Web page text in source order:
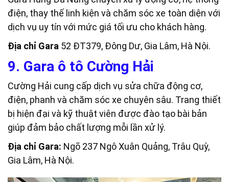
điện, thay thế linh kiện và chăm sóc xe toàn diện với
dịch vụ uy tín với mức giá tối ưu cho khách hàng.
Địa chỉ Gara 52 ĐT379, Đông Dư, Gia Lâm, Hà Nội.
9. Gara ô tô Cường Hải
Cường Hải cung cấp dịch vụ sửa chữa động cơ,
điện, phanh và chăm sóc xe chuyên sâu. Trang thiết
bị hiện đại và kỹ thuật viên được đào tạo bài bản
giúp đảm bảo chất lượng mỗi lần xử lý.
Địa chỉ Gara: Ngõ 237 Ngô Xuân Quảng, Trâu Quỳ,
Gia Lâm, Hà Nội.